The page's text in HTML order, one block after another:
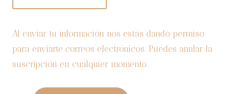
Al enviar tu información nos estás dando permiso
para enviarte correos electrónicos. Puedes anular la
suscripción en cualquier momento.